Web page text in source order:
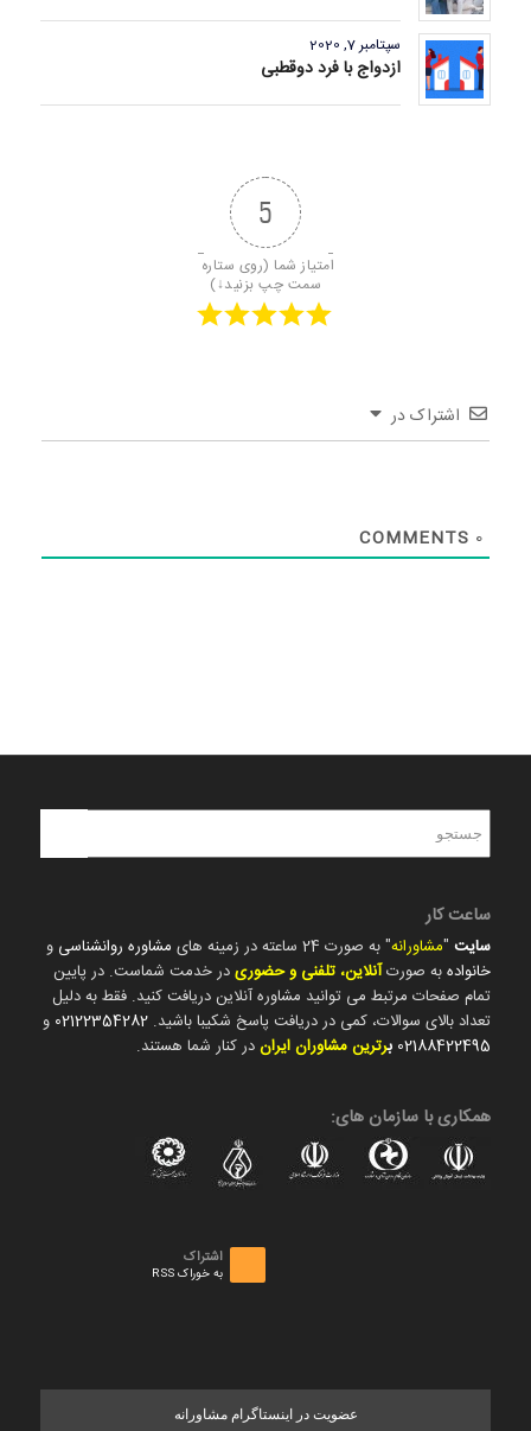
سپتامبر 7, 2020
ازدواج با فرد دوقطبی
5
امتیاز شما (روی ستاره
سمت چپ بزنید↓)
اشتراک در
0
ساعت کار
سایت"مشاورانه" به صورت 24 ساعته در زمینه های مشاوره روانشناسی و
خانوادهبه صورتآنلاین، تلفنی و حضوریدر خدمت شماست. در پایین
تمام صفحات مرتبط می توانید مشاوره آنلاین دریافت کنید. فقط به دلیل
تعداد بالای سوالات، کمی در دریافت پاسخ شکیبا باشید. 02122354282 و
02188422495 برترین مشاوران ایراندر کنار شما هستند.
همکاری با سازمان های:
اشتراک
به خوراک RSS
عضویت در اینستاگرام مشاورانه